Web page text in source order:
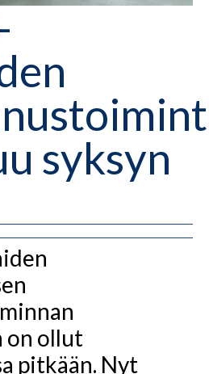
syksyn
on ollut
pitkään. Nyt